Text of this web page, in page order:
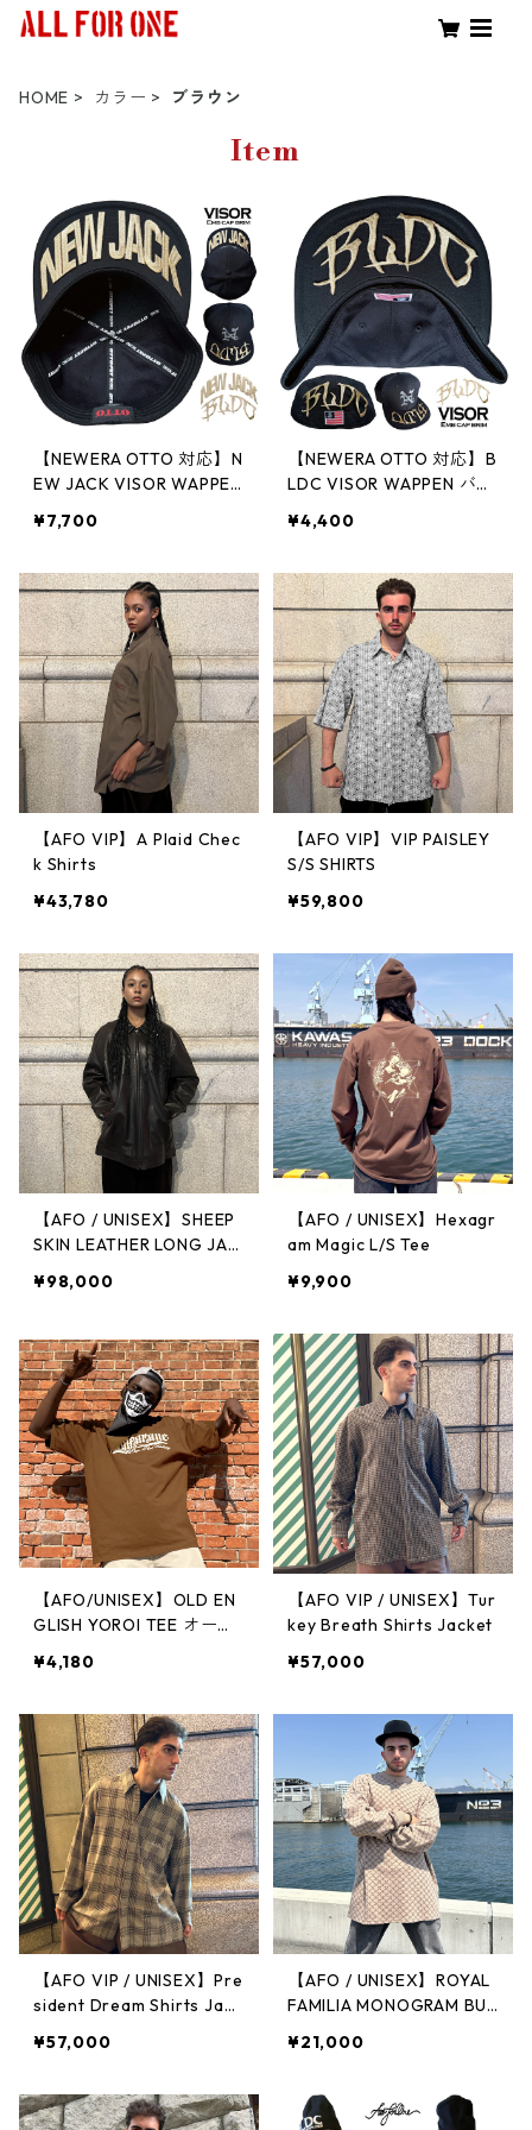
HOME カラー ブラウン
Item
【NEWERA OTTO 対応】N
EW JACK VISOR WAPPEN
ロゴ ツバ裏 刺繍 シシュウ
ベースボールキャップ
¥7,700
【NEWERA OTTO 対応】B
LDC VISOR WAPPEN バイ
ツバ裏 刺繍 シシュウ ワッ
スボールキャップ
¥4,400
【AFO VIP】A Plaid Chec
k Shirts
¥43,780
【AFO VIP】VIP PAISLEY
S/S SHIRTS
¥59,800
【AFO / UNISEX】SHEEP
SKIN LEATHER LONG JAC
ー ジャケット BLACK 羊革
ウター
¥98,000
【AFO / UNISEX】Hexagr
am Magic L/S Tee
¥9,900
【AFO/UNISEX】OLD EN
GLISH YOROI TEE オール
ツ
¥4,180
【AFO VIP / UNISEX】Tur
key Breath Shirts Jacket
¥57,000
【AFO VIP / UNISEX】Pre
sident Dream Shirts Jack
¥57,000
【AFO / UNISEX】ROYAL
FAMILIA MONOGRAM BUL
ROWN】オールフォーワ
ノグラム バルキー セータ
¥21,000